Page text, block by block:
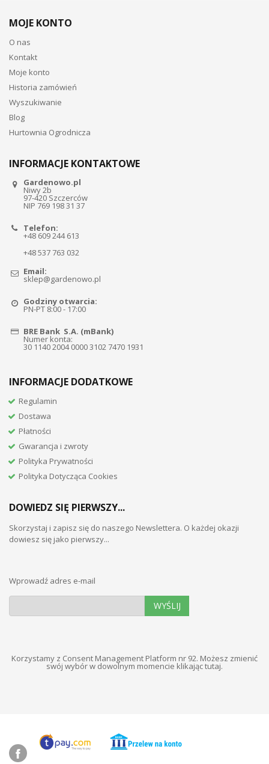
MOJE KONTO
O nas
Kontakt
Moje konto
Historia zamówień
Wyszukiwanie
Blog
Hurtownia Ogrodnicza
INFORMACJE KONTAKTOWE
Gardenowo.pl
Niwy 2b
97-420 Szczerców
NIP 769 198 31 37
Telefon:
+48 609 244 613
+48 537 763 032
Email:
sklep@gardenowo.pl
Godziny otwarcia:
PN-PT 8:00 - 17:00
BRE Bank S.A. (mBank)
Numer konta:
30 1140 2004 0000 3102 7470 1931
INFORMACJE DODATKOWE
Regulamin
Dostawa
Płatności
Gwarancja i zwroty
Polityka Prywatności
Polityka Dotycząca Cookies
DOWIEDZ SIĘ PIERWSZY...
Skorzystaj i zapisz się do naszego Newslettera. O każdej okazji
dowiesz się jako pierwszy...
Wprowadź adres e-mail
WYŚLIJ
Korzystamy z Consent Management Platform nr 92. Możesz zmienić
swój wybór w dowolnym momencie klikając tutaj.